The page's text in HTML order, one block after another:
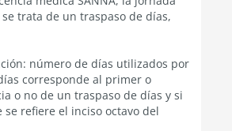
trata de un traspaso de días,
número de días utilizados por
corresponde al primer o
o no de un traspaso de días y si
refiere el inciso octavo del